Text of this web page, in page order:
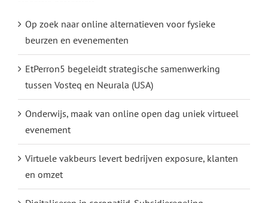
Op zoek naar online alternatieven voor fysieke
beurzen en evenementen
EtPerron5 begeleidt strategische samenwerking
tussen Vosteq en Neurala (USA)
Onderwijs, maak van online open dag uniek virtueel
evenement
Virtuele vakbeurs levert bedrijven exposure, klanten
en omzet